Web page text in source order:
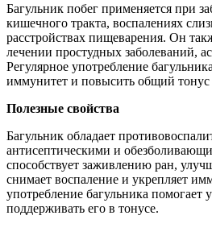
Багульник побег применяется при
кишечного тракта, воспалениях
расстройствах пищеварения. Он
лечении простудных заболеваний,
Регулярное употребление
иммунитет и повысить общий тонус
Полезные свойства
Багульник обладает
антисептическими и
способствует заживлению ран,
снимает воспаление и укрепляет
употребление багульника помогает
поддерживать его в тонусе.